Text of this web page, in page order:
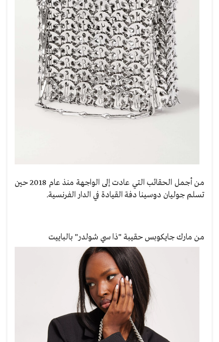
من أجمل الحقائب التي عادت إلى الواجهة منذ عام 2018 حين
تسلم جوليان دوسينا دفة القيادة في الدار الفرنسية.
من مارك جايكوبس حقيبة "ذا سي شولدر" بالباييت